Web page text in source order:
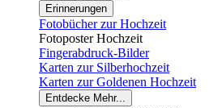
Erinnerungen
Fotobücher zur Hochzeit
Fotoposter Hochzeit
Fingerabdruck-Bilder
Karten zur Silberhochzeit
Karten zur Goldenen Hochzeit
Entdecke Mehr...